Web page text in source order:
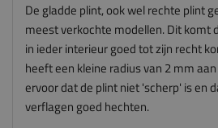
De gladde plint, ook wel rechte plint
meest verkochte modellen. Dit komt
in ieder interieur goed tot zijn recht
heeft een kleine radius van 2 mm
ervoor dat de plint niet 'scherp' is en
verflagen goed hechten.